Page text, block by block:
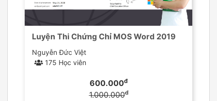
Luyện Thi Chứng Chỉ MOS Word 2019
Nguyễn Đức Việt
175 Học viên
600.000đ
1.000.000đ